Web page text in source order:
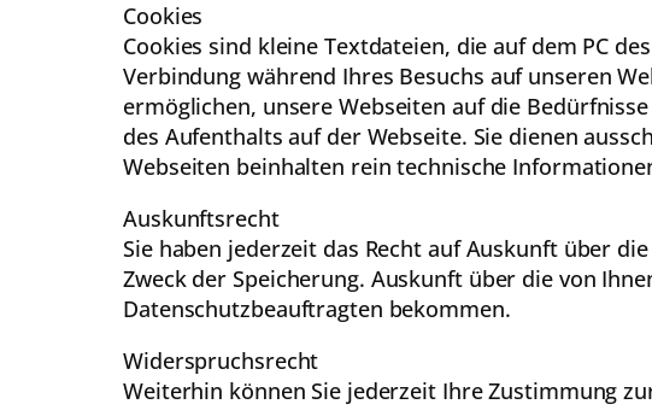
Cookies
Cookies sind kleine Textdateien, die auf dem PC
Verbindung während Ihres Besuchs auf unseren
ermöglichen, unsere Webseiten auf die
des Aufenthalts auf der Webseite. Sie dienen
Webseiten beinhalten rein technische
Auskunftsrecht
Sie haben jederzeit das Recht auf Auskunft über
Zweck der Speicherung. Auskunft über die von
Datenschutzbeauftragten bekommen.
Widerspruchsrecht
Weiterhin können Sie jederzeit Ihre Zustimmung